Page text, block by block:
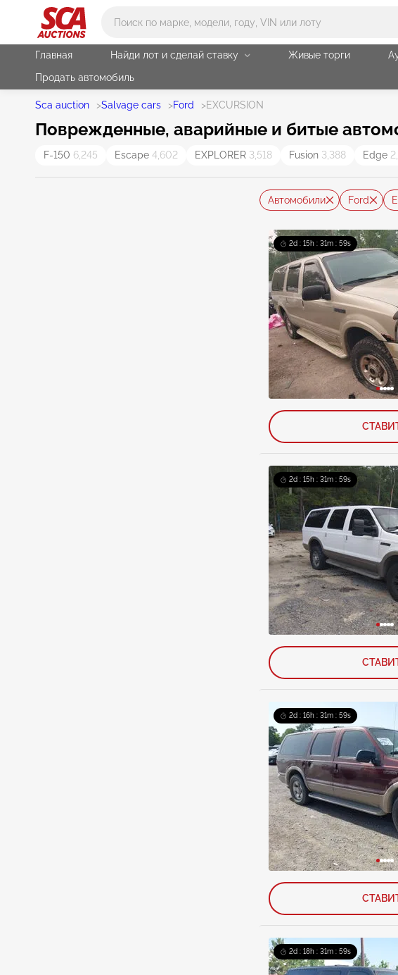
Главная Найди лот и сделай ставку Живые торги
Продать автомобиль
Sca auction >Salvage cars >Ford >EXCURSION
Поврежденные, аварийные и битые
F-150 6,245 Escape 4,602 EXPLORER 3,518 Fusion 3,388 Edge
Автомобили Ford
2d : 15h : 31m : 58s
2d : 15h : 31m : 58s
2d : 16h : 31m : 58s
2d : 18h : 31m : 58s